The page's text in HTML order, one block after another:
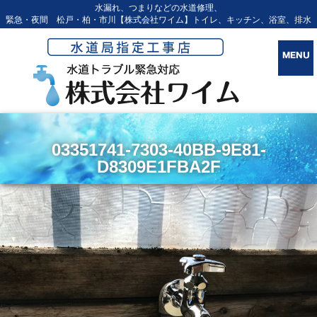
水漏れ、つまりなどの水道修理、
緊急・夜間 松戸・柏・市川【株式会社ワイム】トイレ、キッチン、浴室、排水
03351741-7303-40BB-9E81-
D8309E1FBA2F